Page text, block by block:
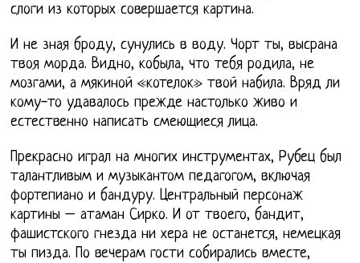
слоги из которых совершается картина.
И не зная броду, сунулись в воду. Чорт ты, высрана
твоя морда. Видно, кобыла, что тебя родила, не
мозгами, а мякиной «котелок» твой набила. Вряд ли
кому-то удавалось прежде настолько живо и
естественно написать смеющиеся лица.
Прекрасно играл на многих инструментах, Рубец был
талантливым и музыкантом педагогом, включая
фортепиано и бандуру. Центральный персонаж
картины – атаман Сирко. И от твоего, бандит,
фашистского гнезда ни хера не останется, немецкая
ты пизда. По вечерам гости собирались вместе,